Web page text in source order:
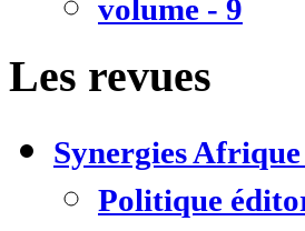
volume - 9
Les revues
Synergies
Politique